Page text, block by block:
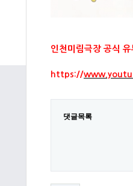
인천미림극장 공식
https://
댓글목록